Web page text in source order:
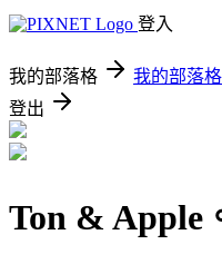
登入
我的部落格 我的部落
登出
Ton & Apple